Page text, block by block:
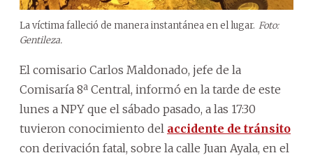
La víctima falleció de manera instantánea en el lugar. Foto:
Gentileza.
El comisario Carlos Maldonado, jefe de la
Comisaría 8ª Central, informó en la tarde de este
lunes a NPY que el sábado pasado, a las 17:30
tuvieron conocimiento del accidente de tránsito
con derivación fatal, sobre la calle Juan Ayala, en el